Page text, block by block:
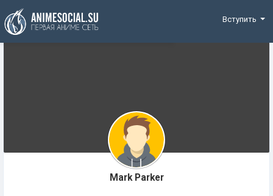
Funding
Вступить
Mark Parker